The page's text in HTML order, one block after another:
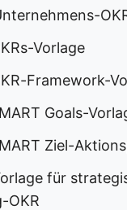
Vorlage
Framework-
Goals-
Ziel-
für
OKR